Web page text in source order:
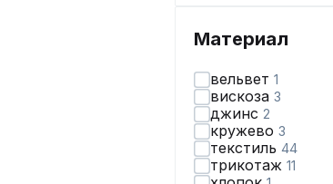
Материал
вельвет 1
вискоза 3
джинс 2
кружево 3
текстиль 44
трикотаж 11